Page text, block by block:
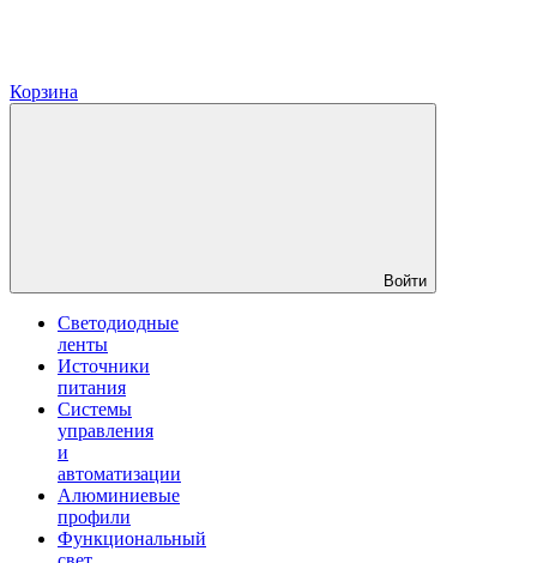
Корзина
Войти
Светодиодные
ленты
Источники
питания
Системы
управления
и
автоматизации
Алюминиевые
профили
Функциональный